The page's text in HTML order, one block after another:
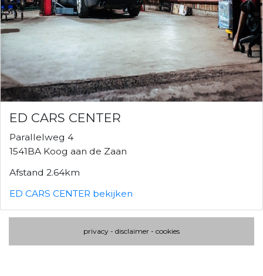
ED CARS CENTER
Parallelweg 4
1541BA Koog aan de Zaan
Afstand 2.64km
ED CARS CENTER bekijken
privacy - disclaimer - cookies